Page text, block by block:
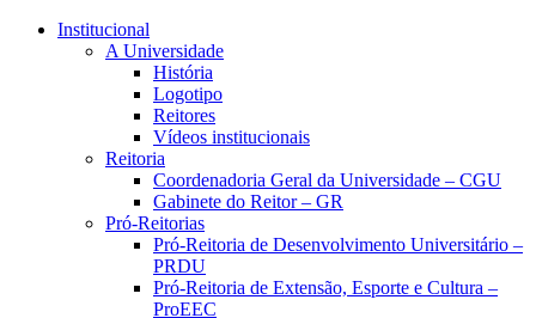
Conteúdo principal
Institucional
A Universidade
História
Logotipo
Reitores
Vídeos institucionais
Reitoria
Coordenadoria Geral da Universidade – CGU
Gabinete do Reitor – GR
Pró-Reitorias
Pró-Reitoria de Desenvolvimento Universitário –
PRDU
Pró-Reitoria de Extensão, Esporte e Cultura –
ProEEC